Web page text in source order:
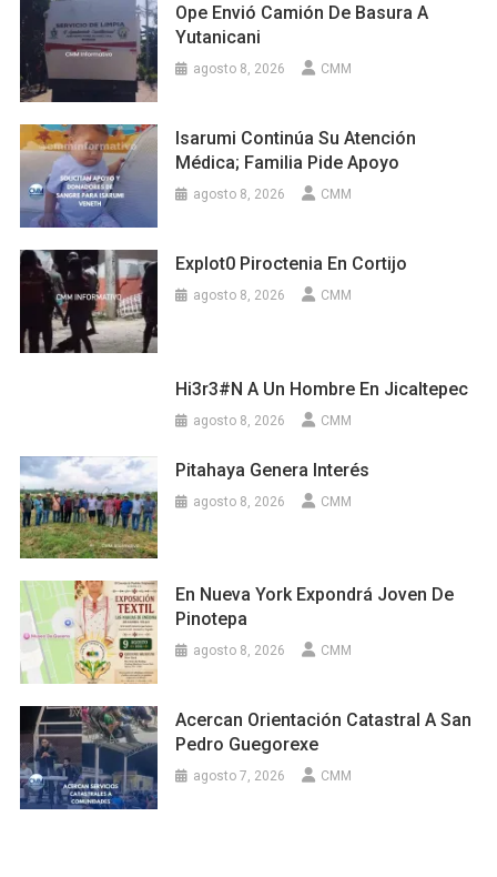
Ope Envió Camión De Basura A
Yutanicani
agosto 8, 2026 CMM
Isarumi Continúa Su Atención
Médica; Familia Pide Apoyo
agosto 8, 2026 CMM
Explot0 Piroctenia En Cortijo
agosto 8, 2026 CMM
Hi3r3#n A Un Hombre En Jicaltepec
agosto 8, 2026 CMM
Pitahaya Genera Interés
agosto 8, 2026 CMM
En Nueva York Expondrá Joven De
Pinotepa
agosto 8, 2026 CMM
Acercan Orientación Catastral A San
Pedro Guegorexe
agosto 7, 2026 CMM